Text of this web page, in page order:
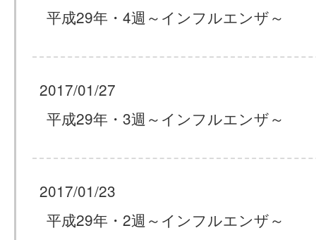
平成29年・4週～インフルエンザ～
2017/01/27
平成29年・3週～インフルエンザ～
2017/01/23
平成29年・2週～インフルエンザ～